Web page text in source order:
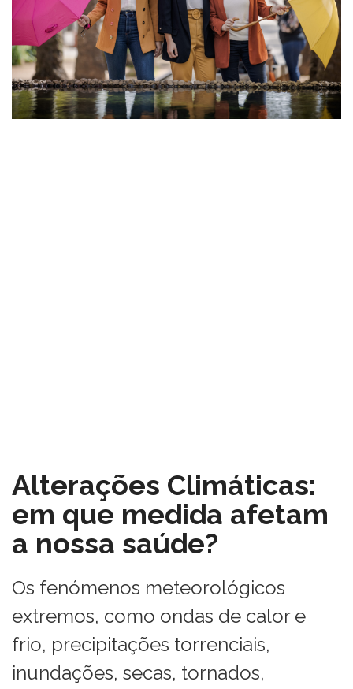
Alterações Climáticas:
em que medida afetam
a nossa saúde?
Os fenómenos meteorológicos
extremos, como ondas de calor e
frio, precipitações torrenciais,
inundações, secas, tornados,